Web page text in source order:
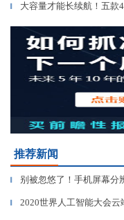
▎ 大容量才能长续航！五款
推荐新闻
▎ 别被忽悠了！手机屏幕分
▎ 2020世界人工智能大会云